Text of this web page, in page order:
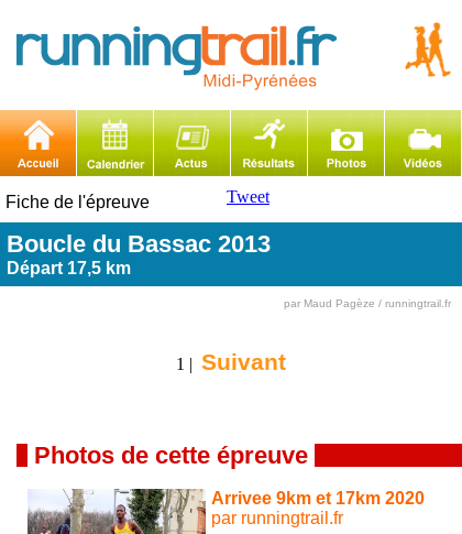
Fiche de l'épreuve Tweet
Boucle du Bassac 2013
Départ 17,5 km
par Maud Pagèze / runningtrail.fr
1 | Suivant
Photos de cette épreuve
Arrivee 9km et 17km 2020
par runningtrail.fr